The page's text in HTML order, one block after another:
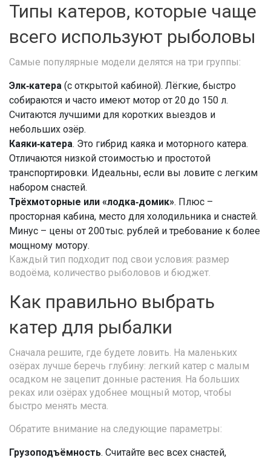
Типы катеров, которые чаще
всего используют рыболовы
Самые популярные модели делятся на три группы:
Элк‑катера (с открытой кабиной). Лёгкие, быстро
собираются и часто имеют мотор от 20 до 150 л.
Считаются лучшими для коротких выездов и
небольших озёр.
Каяки‑катера. Это гибрид каяка и моторного катера.
Отличаются низкой стоимостью и простотой
транспортировки. Идеальны, если вы ловите с легким
набором снастей.
Трёхмоторные или «лодка‑домик». Плюс –
просторная кабина, место для холодильника и снастей.
Минус – цены от 200 тыс. рублей и требование к более
мощному мотору.
Каждый тип подходит под свои условия: размер
водоёма, количество рыболовов и бюджет.
Как правильно выбрать
катер для рыбалки
Сначала решите, где будете ловить. На маленьких
озёрах лучше беречь глубину: легкий катер с малым
осадком не зацепит донные растения. На больших
реках или озёрах удобнее мощный мотор, чтобы
быстро менять места.
Обратите внимание на следующие параметры:
Грузоподъёмность. Считайте вес всех снастей,